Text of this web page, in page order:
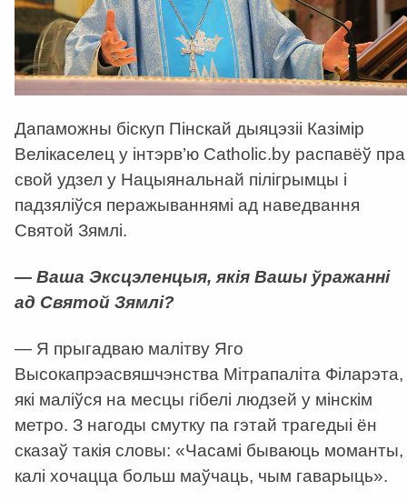
Дапаможны біскуп Пінскай дыяцэзіі Казімір
Велікаселец у інтэрв’ю Catholic.by распавёў пра
свой удзел у Нацыянальнай пілігрымцы і
падзяліўся перажываннямі ад наведвання
Святой Зямлі.
— Ваша Эксцэленцыя, якія Вашы ўражанні
ад Святой Зямлі?
— Я прыгадваю малітву Яго
Высокапрэасвяшчэнства Мітрапаліта Філарэта,
які маліўся на месцы гібелі людзей у мінскім
метро. З нагоды смутку па гэтай трагедыі ён
сказаў такія словы: «Часамі бываюць моманты,
калі хочацца больш маўчаць, чым гаварыць».